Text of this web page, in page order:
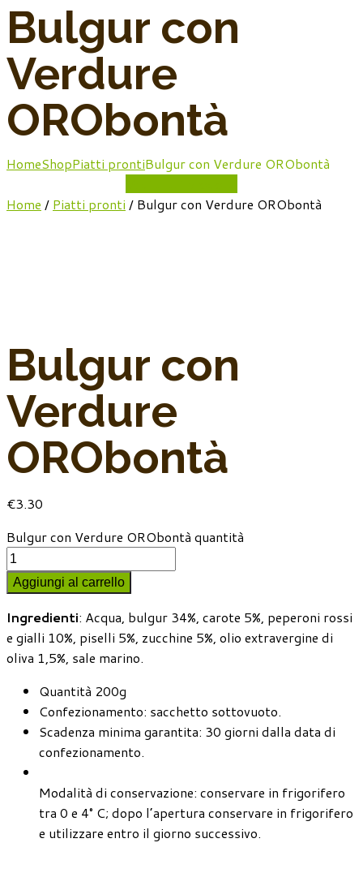
Bulgur con
Verdure
ORObontà
HomeShopPiatti prontiBulgur con Verdure ORObontà
Home / Piatti pronti / Bulgur con Verdure ORObontà
Bulgur con
Verdure
ORObontà
€3.30
Bulgur con Verdure ORObontà quantità
Aggiungi al carrello
Ingredienti: Acqua, bulgur 34%, carote 5%, peperoni rossi
e gialli 10%, piselli 5%, zucchine 5%, olio extravergine di
oliva 1,5%, sale marino.
Quantità 200g
Confezionamento: sacchetto sottovuoto.
Scadenza minima garantita: 30 giorni dalla data di
confezionamento.
Modalità di conservazione: conservare in frigorifero
tra 0 e 4° C; dopo l’apertura conservare in frigorifero
e utilizzare entro il giorno successivo.